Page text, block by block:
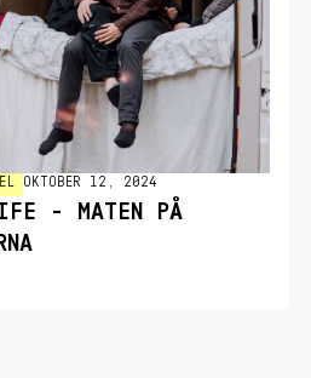
OKTOBER 12, 2024
- MATEN PÅ